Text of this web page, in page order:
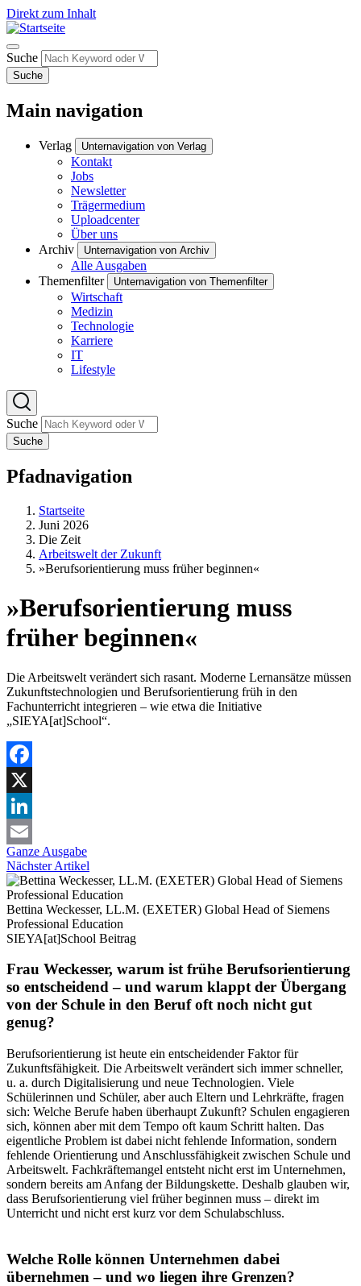
Direkt zum Inhalt
Suche
Suche
Main navigation
Verlag Unternavigation von Verlag
Kontakt
Jobs
Newsletter
Trägermedium
Uploadcenter
Über uns
Archiv
Unternavigation von Archiv
Alle Ausgaben
Themenfilter
Unternavigation von Themenfilter
Wirtschaft
Medizin
Technologie
Karriere
IT
Lifestyle
Suche
Suche
Pfadnavigation
Startseite
Juni 2026
Die Zeit
Arbeitswelt der Zukunft
»Berufsorientierung muss früher beginnen«
»Berufsorientierung muss
früher beginnen«
Die Arbeitswelt verändert sich rasant. Moderne Lernansätze müssen
Zukunftstechnologien und Berufsorientierung früh in den
Fachunterricht integrieren – wie etwa die Initiative
„SIEYA[at]School“.
Facebook
X
LinkedIn
Email
Ganze Ausgabe
Nächster Artikel
Bettina Weckesser, LL.M. (EXETER) Global Head of Siemens
Professional Education
SIEYA[at]School Beitrag
Frau Weckesser, warum ist frühe Berufsorientierung
so entscheidend – und warum klappt der Übergang
von der Schule in den Beruf oft noch nicht gut
genug?
Berufsorientierung ist heute ein entscheidender Faktor für
Zukunftsfähigkeit. Die Arbeitswelt verändert sich immer schneller,
u. a. durch Digitalisierung und neue Technologien. Viele
Schülerinnen und Schüler, aber auch Eltern und Lehrkräfte, fragen
sich: Welche Berufe haben überhaupt Zukunft? Schulen engagieren
sich, können aber mit dem Tempo oft kaum Schritt halten. Das
eigentliche Problem ist dabei nicht fehlende Information, sondern
fehlende Orientierung und Anschlussfähigkeit zwischen Schule und
Arbeitswelt. Fachkräftemangel entsteht nicht erst im Unternehmen,
sondern bereits am Anfang der Bildungskette. Deshalb glauben wir,
dass Berufsorientierung viel früher beginnen muss – direkt im
Unterricht und nicht erst kurz vor dem Schulabschluss.
Welche Rolle können Unternehmen dabei
übernehmen – und wo liegen ihre Grenzen?